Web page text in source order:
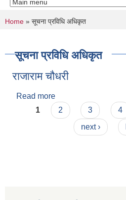
You are here
Home » सूचना प्रविधि अधिकृत
सूचना प्रविधि अधिकृत
राजाराम चौधरी
Read more
Pages
1 2 3 4
next ›